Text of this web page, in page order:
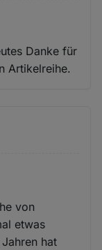
Danke für
Artikelreihe.
von
etwas
hat